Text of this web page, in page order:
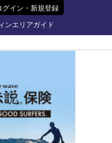
グイン・新規登録
ンエリアガイド